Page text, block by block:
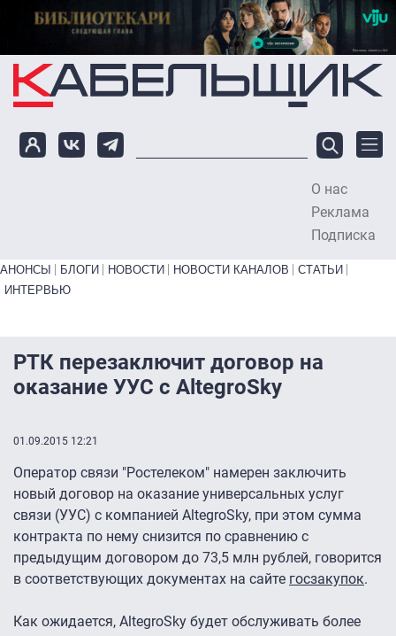
Перейти к основному содержанию
О нас
Реклама
Подписка
Primary links bottom
АНОНСЫ БЛОГИ НОВОСТИ НОВОСТИ КАНАЛОВ
СТАТЬИ
ИНТЕРВЬЮ
РТК перезаключит договор на
оказание УУС с AltegroSky
01.09.2015 12:21
Оператор связи "Ростелеком" намерен заключить
новый договор на оказание универсальных услуг
связи (УУС) с компанией AltegroSky, при этом сумма
контракта по нему снизится по сравнению с
предыдущим договором до 73,5 млн рублей, говорится
в соответствующих документах на сайте госзакупок.
Как ожидается, AltegroSky будет обслуживать более